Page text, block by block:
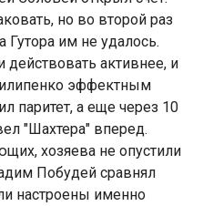
но во второй раз
Гутора им не удалось.
действовать активнее, и
эффектным
паритет, а еще через 10
"Шахтера" вперед.
хозяева не опустили
Побудей сравнял
настроены именно